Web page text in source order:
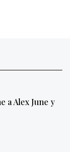
a Alex June y